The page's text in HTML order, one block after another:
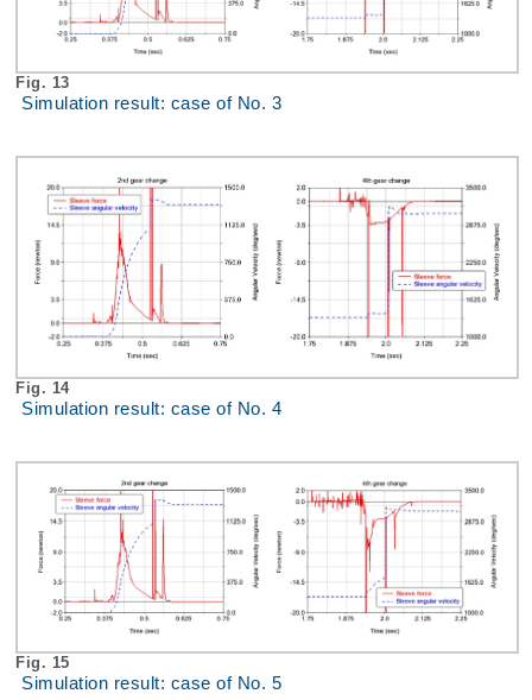
Fig. 13
Simulation result: case of No. 3
Fig. 14
Simulation result: case of No. 4
Fig. 15
Simulation result: case of No. 5